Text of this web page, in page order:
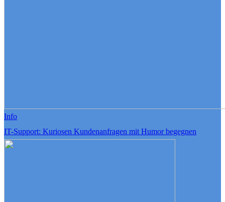
Info
IT-Support: Kuriosen Kundenanfragen mit Humor begegnen